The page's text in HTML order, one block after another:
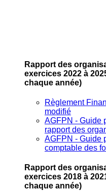
Rapport des
exercices 2022 à
chaque année)
Règlement
modifié
AGFPN ‐ Guide
rapport des
AGFPN ‐ Guide
comptable des
Rapport des
exercices 2018 à
chaque année)